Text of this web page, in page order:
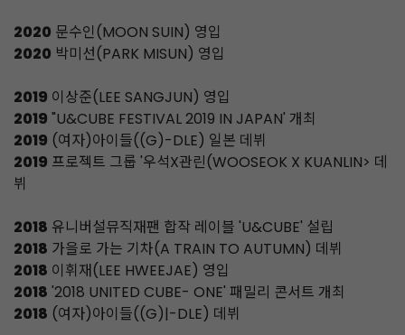
2020 문수인(MOON SUIN) 영입
2020 박미선(PARK MISUN) 영입
2019 이상준(LEE SANGJUN) 영입
2019 "U&CUBE FESTIVAL 2019 IN JAPAN' 개최
2019 (여자)아이들((G)-DLE) 일본 데뷔
2019 프로젝트 그룹 '우석X관린(WOOSEOK X KUANLIN> 데
뷔
2018 유니버설뮤직재팬 합작 레이블 'U&CUBE' 설립
2018 가을로 가는 기차(A TRAIN TO AUTUMN) 데뷔
2018 이휘재(LEE HWEEJAE) 영입
2018 '2018 UNITED CUBE- ONE' 패밀리 콘서트 개최
2018 (여자)아이들((G)|-DLE) 데뷔